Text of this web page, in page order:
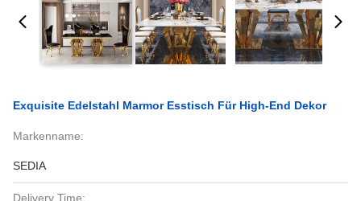
Exquisite Edelstahl Marmor Esstisch Für High-End Dekor
Markenname:
SEDIA
Delivery Time: